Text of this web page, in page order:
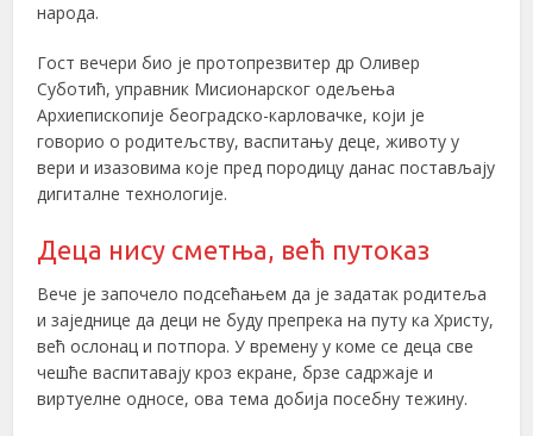
народа.
Гост вечери био је протопрезвитер др Оливер
Суботић, управник Мисионарског одељења
Архиепископије београдско-карловачке, који је
говорио о родитељству, васпитању деце, животу у
вери и изазовима које пред породицу данас постављају
дигиталне технологије.
Деца нису сметња, већ путоказ
Вече је започело подсећањем да је задатак родитеља
и заједнице да деци не буду препрека на путу ка Христу,
већ ослонац и потпора. У времену у коме се деца све
чешће васпитавају кроз екране, брзе садржаје и
виртуелне односе, ова тема добија посебну тежину.